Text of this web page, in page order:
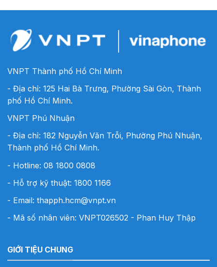
VNPT Thành phố Hồ Chí Minh
- Địa chỉ: 125 Hai Bà Trưng, Phường Sài Gòn, Thành
phố Hồ Chí Minh.
VNPT Phú Nhuận
- Địa chỉ: 182 Nguyễn Văn Trỗi, Phường Phú Nhuận,
Thành phố Hồ Chí Minh.
- Hotline: 08 1800 0808
- Hỗ trợ kỹ thuật: 1800 1166
- Email: thapph.hcm@vnpt.vn
- Mã số nhân viên: VNPT026502 - Phan Huy Thập
GIỚI TIỆU CHUNG